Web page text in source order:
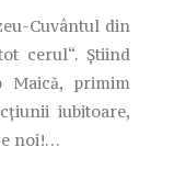
Cuvântul din
cerul“. Ştiind
primim
iubitoare,
noi!…